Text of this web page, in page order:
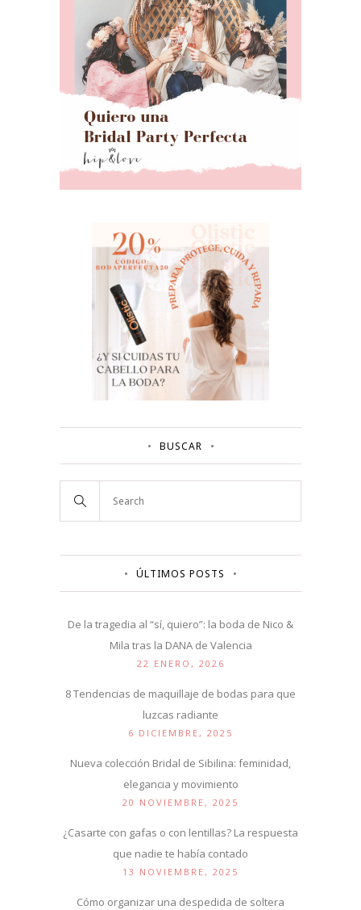
BUSCAR
ÚLTIMOS POSTS
De la tragedia al “sí, quiero”: la boda de Nico &
Mila tras la DANA de Valencia
22 ENERO, 2026
8 Tendencias de maquillaje de bodas para que
luzcas radiante
6 DICIEMBRE, 2025
Nueva colección Bridal de Sibilina: feminidad,
elegancia y movimiento
20 NOVIEMBRE, 2025
¿Casarte con gafas o con lentillas? La respuesta
que nadie te había contado
13 NOVIEMBRE, 2025
Cómo organizar una despedida de soltera